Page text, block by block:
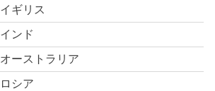
イギリス
インド
オーストラリア
ロシア